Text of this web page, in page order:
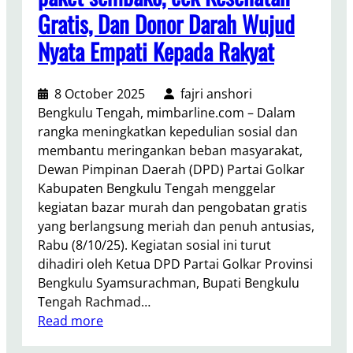
i
H
U
T
k
e
-
6
1
u
a
n
S
m
b
a
k
o
C
e
k
K
e
s
e
h
Gratis, Dan Donor Darah Wujud
Nyata Empati Kepada Rakyat
8 October 2025
fajri anshori
Bengkulu Tengah, mimbarline.com – Dalam
rangka meningkatkan kepedulian sosial dan
membantu meringankan beban masyarakat,
Dewan Pimpinan Daerah (DPD) Partai Golkar
Kabupaten Bengkulu Tengah menggelar
kegiatan bazar murah dan pengobatan gratis
yang berlangsung meriah dan penuh antusias,
Rabu (8/10/25). Kegiatan sosial ini turut
dihadiri oleh Ketua DPD Partai Golkar Provinsi
Bengkulu Syamsurachman, Bupati Bengkulu
Tengah Rachmad…
Read more: